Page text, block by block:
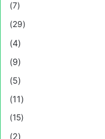
(7)
(29)
(4)
(9)
(5)
(11)
(15)
(2)